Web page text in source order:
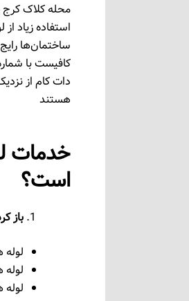
محله کلاک کرج
استفاده زیاد
ساختمان‌ها
هستند
خدمات
است؟
باز